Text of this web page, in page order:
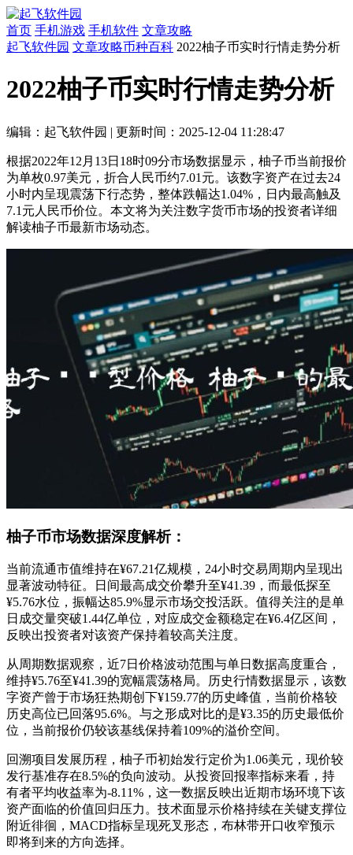
首页 手机游戏 手机软件 文章攻略
起飞软件园 文章攻略币种百科 2022柚子币实时行情走势分析
2022柚子币实时行情走势分析
编辑：起飞软件园 | 更新时间：2025-12-04 11:28:47
根据2022年12月13日18时09分市场数据显示，柚子币当前报价
为单枚0.97美元，折合人民币约7.01元。该数字资产在过去24
小时内呈现震荡下行态势，整体跌幅达1.04%，日内最高触及
7.1元人民币价位。本文将为关注数字货币市场的投资者详细
解读柚子币最新市场动态。
柚子币市场数据深度解析：
当前流通市值维持在¥67.21亿规模，24小时交易周期内呈现出
显著波动特征。日间最高成交价攀升至¥41.39，而最低探至
¥5.76水位，振幅达85.9%显示市场交投活跃。值得关注的是单
日成交量突破1.44亿单位，对应成交金额稳定在¥6.4亿区间，
反映出投资者对该资产保持着较高关注度。
从周期数据观察，近7日价格波动范围与单日数据高度重合，
维持¥5.76至¥41.39的宽幅震荡格局。历史行情数据显示，该数
字资产曾于市场狂热期创下¥159.77的历史峰值，当前价格较
历史高位已回落95.6%。与之形成对比的是¥3.35的历史最低价
位，当前报价仍较该基线保持着109%的溢价空间。
回溯项目发展历程，柚子币初始发行定价为1.06美元，现价较
发行基准存在8.5%的负向波动。从投资回报率指标来看，持
有者平均收益率为-8.11%，这一数据反映出近期市场环境下该
资产面临的价值回归压力。技术面显示价格持续在关键支撑位
附近徘徊，MACD指标呈现死叉形态，布林带开口收窄预示
即将到来的方向选择。